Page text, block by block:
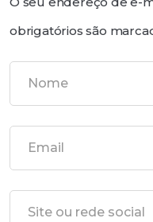
obrigatórios são